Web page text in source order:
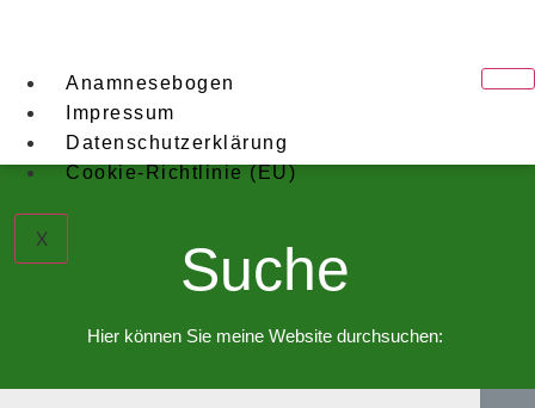
Anamnesebogen
Impressum
Datenschutzerklärung
Cookie-Richtlinie (EU)
X Suche
Hier können Sie meine Website durchsuchen: